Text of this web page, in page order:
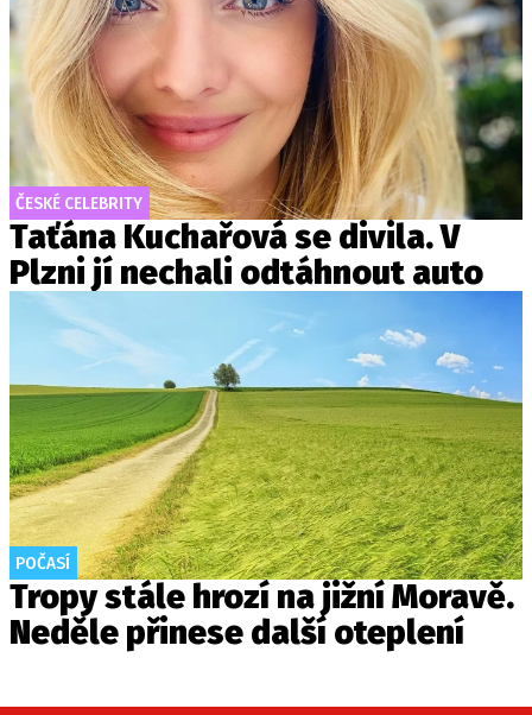
ČESKÉ CELEBRITY
Taťána Kuchařová se divila. V
Plzni jí nechali odtáhnout auto
POČASÍ
Tropy stále hrozí na jižní Moravě.
Neděle přinese další oteplení